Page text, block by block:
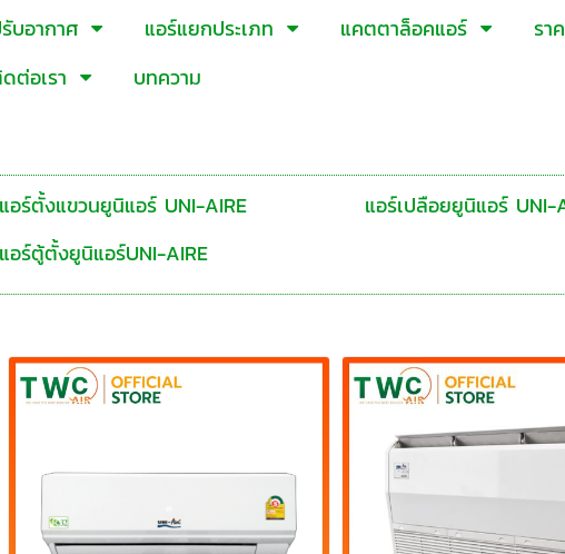
บอากาศ แอร์แยกประเภท แคตตาล็อคแอร์ รา
ต่อเรา บทความ
แอร์ตั้งแขวนยูนิแอร์ UNI-AIRE แอร์เปลือยยูนิแอร์ UNI-
แอร์ตู้ตั้งยูนิแอร์UNI-AIRE